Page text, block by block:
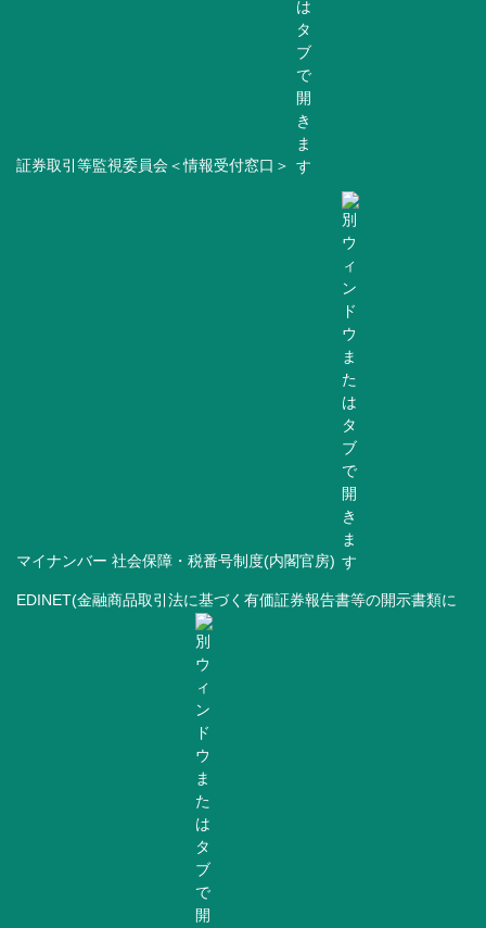
証券取引等監視委員会＜情報受付窓口＞
マイナンバー 社会保障・税番号制度(内閣官房)
EDINET(金融商品取引法に基づく有価証券報告書等の開示書類に